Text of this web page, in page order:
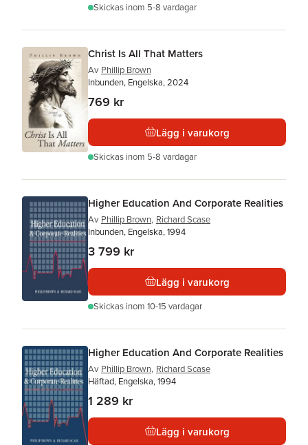
Skickas inom 5-8 vardagar
Christ Is All That Matters
Av Phillip Brown
Inbunden, Engelska, 2024
769 kr
Lägg i varukorg
Skickas inom 5-8 vardagar
Higher Education And Corporate Realities
Av Phillip Brown, Richard Scase
Inbunden, Engelska, 1994
3 799 kr
Lägg i varukorg
Skickas inom 10-15 vardagar
Higher Education And Corporate Realities
Av Phillip Brown, Richard Scase
Häftad, Engelska, 1994
1 289 kr
Lägg i varukorg